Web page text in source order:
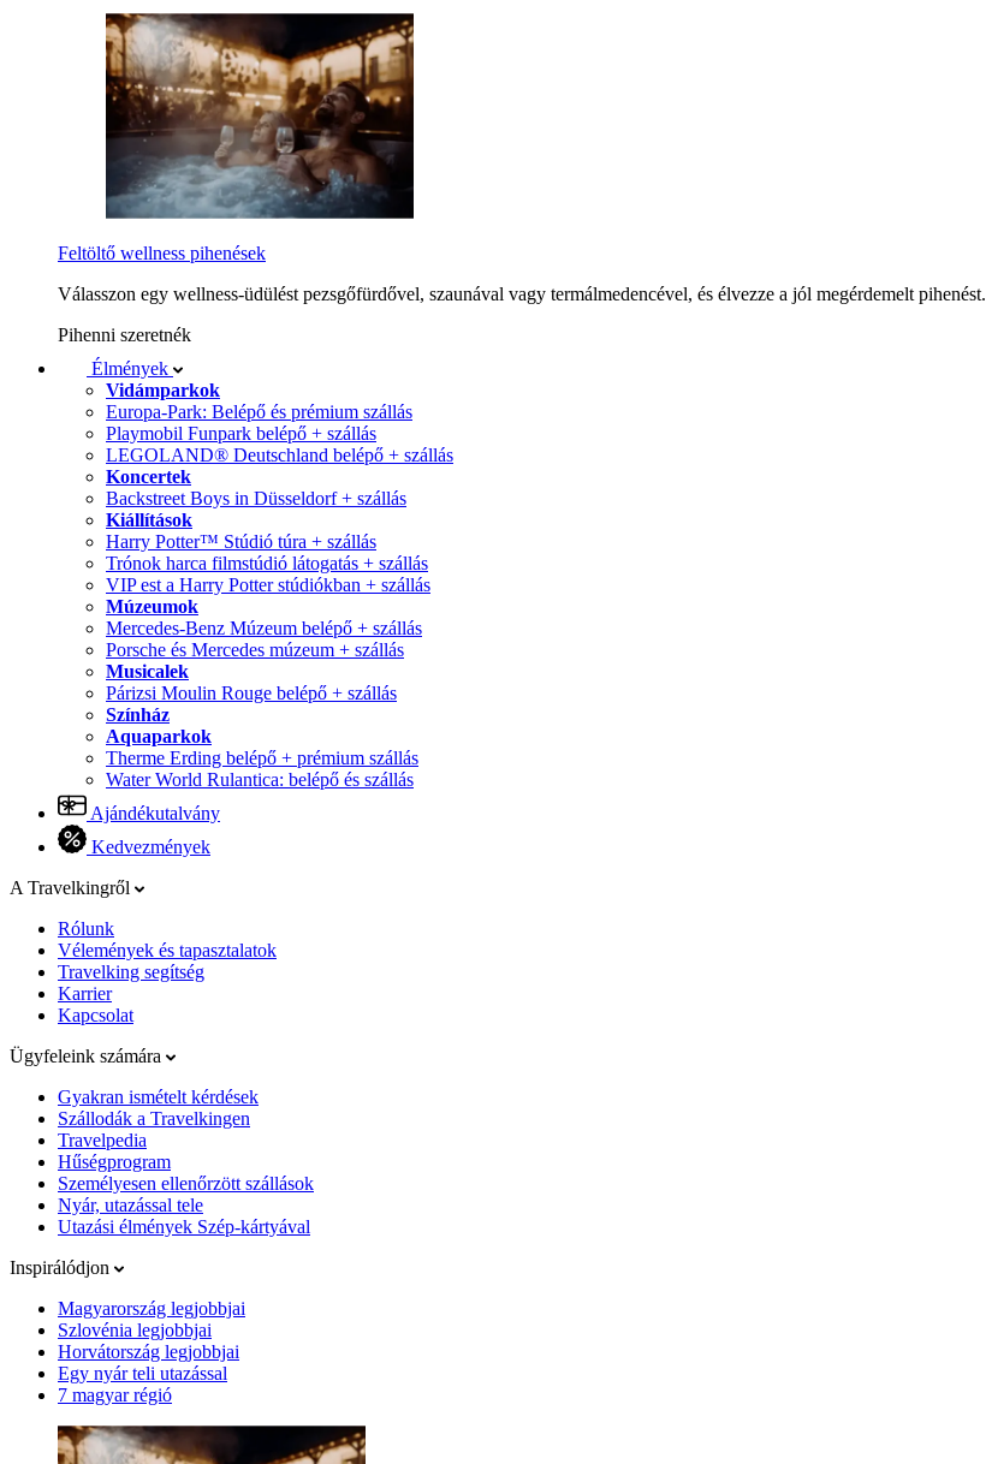
Feltöltő wellness pihenések
Válasszon egy wellness-üdülést pezsgőfürdővel, szaunával vagy termálmedencével, és élvezze a jól megérdemelt pihenést.
Pihenni szeretnék
Élmények
Vidámparkok
Europa-Park: Belépő és prémium szállás
Playmobil Funpark belépő + szállás
LEGOLAND® Deutschland belépő + szállás
Koncertek
Backstreet Boys in Düsseldorf + szállás
Kiállítások
Harry Potter™ Stúdió túra + szállás
Trónok harca filmstúdió látogatás + szállás
VIP est a Harry Potter stúdiókban + szállás
Múzeumok
Mercedes-Benz Múzeum belépő + szállás
Porsche és Mercedes múzeum + szállás
Musicalek
Párizsi Moulin Rouge belépő + szállás
Színház
Aquaparkok
Therme Erding belépő + prémium szállás
Water World Rulantica: belépő és szállás
Ajándékutalvány
Kedvezmények
A Travelkingről
Rólunk
Vélemények és tapasztalatok
Travelking segítség
Karrier
Kapcsolat
Ügyfeleink számára
Gyakran ismételt kérdések
Szállodák a Travelkingen
Travelpedia
Hűségprogram
Személyesen ellenőrzött szállások
Nyár, utazással tele
Utazási élmények Szép-kártyával
Inspirálódjon
Magyarország legjobbjai
Szlovénia legjobbjai
Horvátország legjobbjai
Egy nyár teli utazással
7 magyar régió